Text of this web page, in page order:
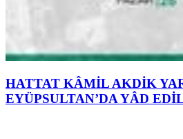
HATTAT KÂMİL AKDİK
EYÜPSULTAN’DA YÂD